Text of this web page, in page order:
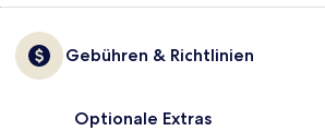
Gebühren & Richtlinien
Optionale Extras